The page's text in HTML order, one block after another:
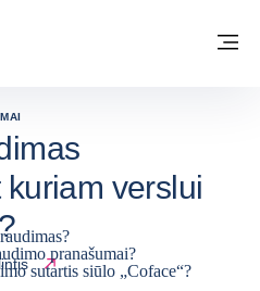
FOR TRADE - GRUPĖS
verslui
pranašumai?
sutartis siūlo „Coface“?